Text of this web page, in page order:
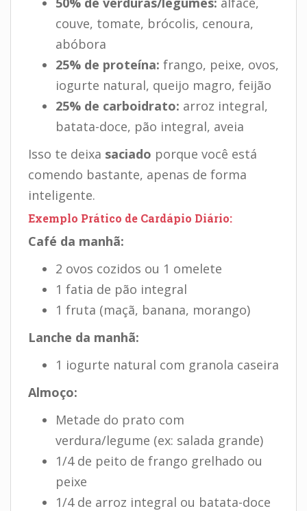
couve, tomate, brócolis, cenoura,
abóbora
25% de proteína: frango, peixe, ovos,
iogurte natural, queijo magro, feijão
25% de carboidrato: arroz integral,
batata-doce, pão integral, aveia
Isso te deixa saciado porque você está
comendo bastante, apenas de forma
inteligente.
Exemplo Prático de Cardápio Diário:
Café da manhã:
2 ovos cozidos ou 1 omelete
1 fatia de pão integral
1 fruta (maçã, banana, morango)
Lanche da manhã:
1 iogurte natural com granola caseira
Almoço:
Metade do prato com
verdura/legume (ex: salada grande)
1/4 de peito de frango grelhado ou
peixe
1/4 de arroz integral ou batata-doce